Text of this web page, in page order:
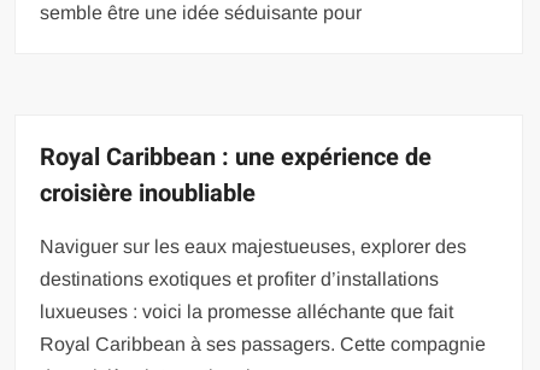
semble être une idée séduisante pour
Royal Caribbean : une expérience de
croisière inoubliable
Naviguer sur les eaux majestueuses, explorer des
destinations exotiques et profiter d’installations
luxueuses : voici la promesse alléchante que fait
Royal Caribbean à ses passagers. Cette compagnie